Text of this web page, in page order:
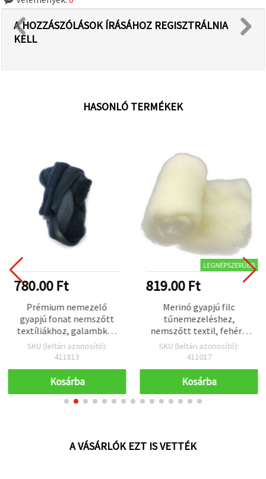
A HOZZÁSZÓLÁSOK ÍRÁSÁHOZ REGISZTRÁLNIA
KELL
HASONLÓ TERMÉKEK
780.00 Ft
Prémium nemezelő
gyapjú fonat nemszőtt
textíliákhoz, galambkék
árnyalatok - 50 g
SKU (leltári azonosító):
411813
Kosárba
LEGNÉPSZERŰBB
819.00 Ft
Merinó gyapjú filc
tűnemezeléshez,
nemszőtt textil, fehér -
50 g
SKU (leltári azonosító):
411017
Kosárba
A VÁSÁRLÓK EZT IS VETTÉK